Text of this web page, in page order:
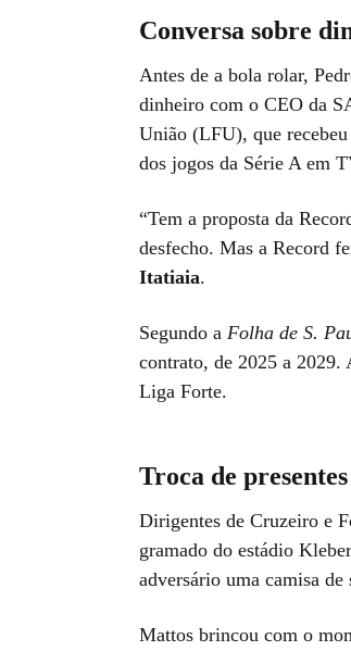
Conversa sobre
Antes de a bola rolar,
dinheiro com o CEO da
União (LFU), que
dos jogos da Série A em
“Tem a proposta da
desfecho. Mas a Record
Itatiaia.
Segundo a Folha de S.
contrato, de 2025 a
Liga Forte.
Troca de presentes
Dirigentes de Cruzeiro e
gramado do estádio
adversário uma camisa
Mattos brincou com o